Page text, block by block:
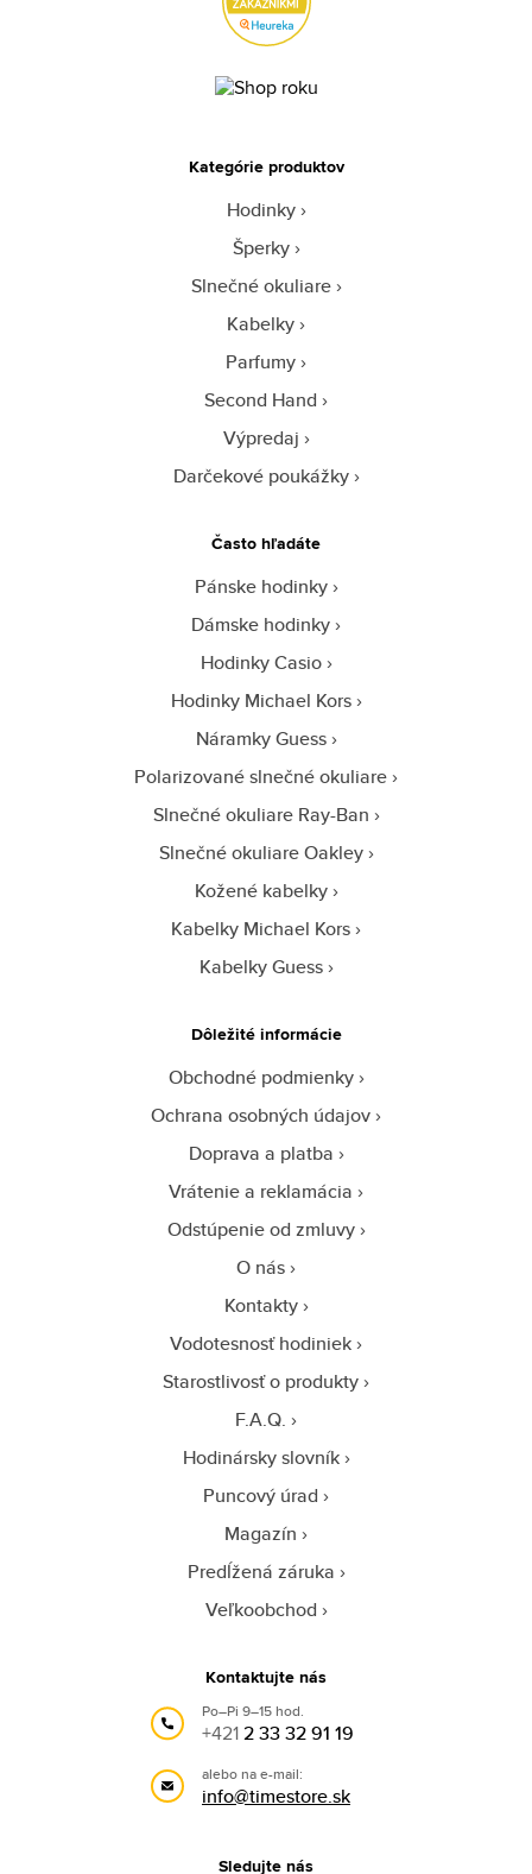
Kategórie produktov
Hodinky
Šperky
Slnečné okuliare
Kabelky
Parfumy
Second Hand
Výpredaj
Darčekové poukážky
Často hľadáte
Pánske hodinky
Dámske hodinky
Hodinky Casio
Hodinky Michael Kors
Náramky Guess
Polarizované slnečné okuliare
Slnečné okuliare Ray-Ban
Slnečné okuliare Oakley
Kožené kabelky
Kabelky Michael Kors
Kabelky Guess
Dôležité informácie
Obchodné podmienky
Ochrana osobných údajov
Doprava a platba
Vrátenie a reklamácia
Odstúpenie od zmluvy
O nás
Kontakty
Vodotesnosť hodiniek
Starostlivosť o produkty
F.A.Q.
Hodinársky slovník
Puncový úrad
Magazín
Predĺžená záruka
Veľkoobchod
Kontaktujte nás
Po–Pi 9–15 hod.
+4212 33 32 91 19
alebo na e-mail:
info@timestore.sk
Sledujte nás